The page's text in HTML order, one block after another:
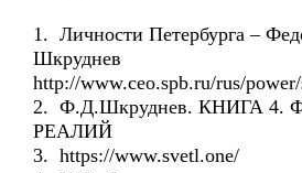
1. Личности Петербурга –
Шкруднев
http://www.ceo.spb.ru/rus/
2. Ф.Д.Шкруднев. КНИГА 4.
РЕАЛИЙ
3. https://www.svetl.one/